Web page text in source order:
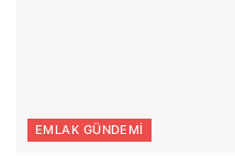
EMLAK GÜNDEMI